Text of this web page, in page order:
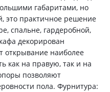
габаритами, но
это практичное решение
спальне, гардеробной,
декорирован
открывание наиболее
как на правую, так и на
позволяют
пола. Фурнитура: